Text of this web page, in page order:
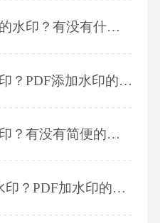
如何去除PDF文件中的水印？有没有什么方法可以去掉PDF文档上的水印？
如何在PDF中添加水印？PDF添加水印的方法是什么？
如何快速删除PDF水印？有没有简便的方法可以删除PDF文件中的水印？
如何在PDF中添加水印？PDF加水印的方法有哪些？